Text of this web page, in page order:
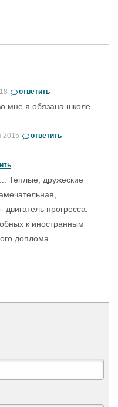
ответить
мне я обязана школе .
2015 ответить
Теплые, дружеские
прогресса.
к иностранным
доплома